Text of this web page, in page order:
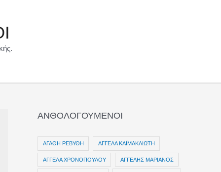
ΑΝΘΟΛΟΓΟΥΜΕΝΟΙ
ΑΓΑΘΗ ΡΕΒΥΘΗ ΑΓΓΕΛΑ ΚΑΪΜΑΚΛΙΩΤΗ
ΑΓΓΕΛΑ ΧΡΟΝΟΠΟΥΛΟΥ ΑΓΓΕΛΗΣ ΜΑΡΙΑΝΟΣ